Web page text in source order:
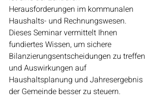
Herausforderungen im kommunalen
Haushalts- und Rechnungswesen.
Dieses Seminar vermittelt Ihnen
fundiertes Wissen, um sichere
Bilanzierungsentscheidungen zu treffen
und Auswirkungen auf
Haushaltsplanung und Jahresergebnis
der Gemeinde besser zu steuern.